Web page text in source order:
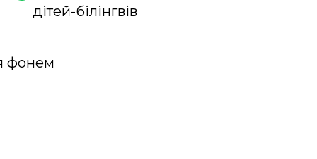
дітей-білінгвів
фонем